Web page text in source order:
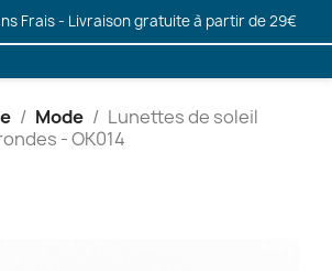
Frais - Livraison gratuite à partir de 29€
Mode
Lunettes de soleil
- OK014